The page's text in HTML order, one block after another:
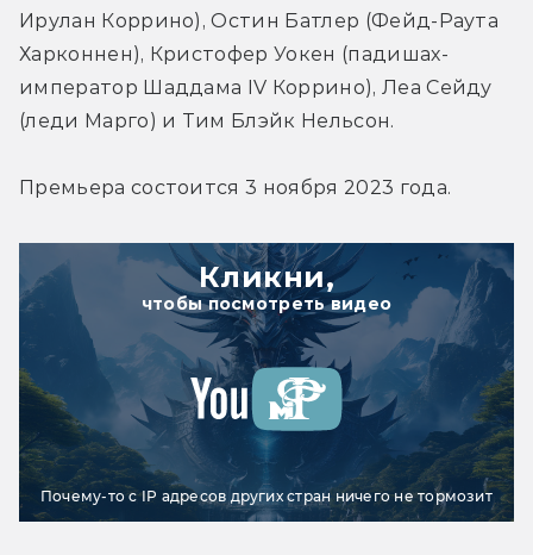
Ирулан Коррино), Остин Батлер (Фейд-Раута
Харконнен), Кристофер Уокен (падишах-
император Шаддама IV Коррино), Леа Сейду
(леди Марго) и Тим Блэйк Нельсон.
Премьера состоится 3 ноября 2023 года.
Кликни,
чтобы посмотреть видео
Почему-то с IP адресов других стран ничего не тормозит